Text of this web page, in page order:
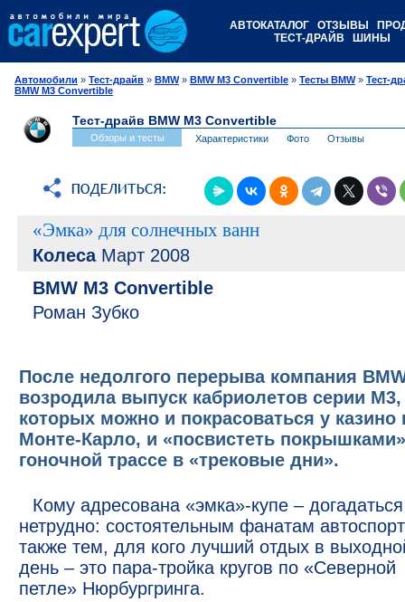
АВТОКАТАЛОГ ОТЗЫВЫ
ТЕСТ-ДРАЙВ
ШИНЫ
Автомобили » Тест-драйв » BMW» BMW M3 Convertible » Тесты BMW» Тест-
BMW M3 Convertible
Тест-драйв BMW M3 Convertible
Обзоры и тесты Характеристики Фото Отзывы
«Эмка» для солнечных ванн
КолесаМарт 2008
BMW M3 Convertible
Роман Зубко
После недолгого перерыва компания
возродила выпуск кабриолетов серии М3,
которых можно и покрасоваться у казино
Монте-Карло, и «посвистеть
гоночной трассе в «трековые дни».
Кому адресована «эмка»-купе – догадаться
нетрудно: состоятельным фанатам
также тем, для кого лучший отдых в
день – это пара-тройка кругов по «Северной
петле» Нюрбургринга.